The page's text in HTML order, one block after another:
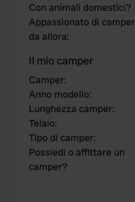
Con animali domestici?
Appassionato di camper
da allora:
Il mio camper
Camper:
Anno modello:
Lunghezza camper:
Telaio:
Tipo di camper:
Possiedi o affittare un
camper?